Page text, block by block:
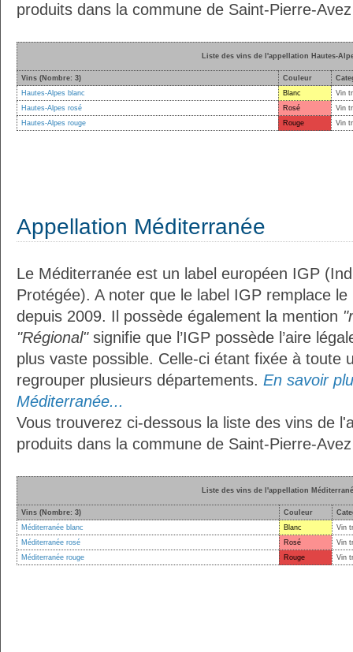
produits dans la commune de Saint-Pierre-
Liste des vins de l'appellation Hautes-
Vins (Nombre: 3) Couleur
Hautes-Alpes blanc
Blanc
Vin
Hautes-Alpes rosé
Rosé
Vin
Hautes-Alpes rouge
Rouge Vin
Appellation Méditerranée
Le Méditerranée est un label européen IGP
Protégée). A noter que le label IGP remplace
depuis 2009. Il possède également la mention
"Régional"signifie que l’IGP possède l’aire
plus vaste possible. Celle-ci étant fixée à toute
regrouper plusieurs départements. En savoir
Méditerranée...
Vous trouverez ci-dessous la liste des vins de
produits dans la commune de Saint-Pierre-
Liste des vins de l'appellation
Vins (Nombre: 3) Couleur
Méditerranée blanc
Blanc
Vin
Méditerranée rosé
Rosé
Vin
Méditerranée rouge
Rouge Vin